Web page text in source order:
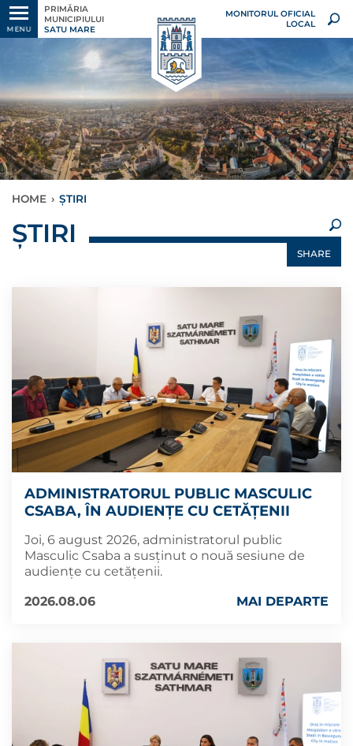
MENU
PRIMĂRIA
MUNICIPIULUI
SATU MARE
MONITORUL OFICIAL
LOCAL
HOME › ȘTIRI
×
ȘTIRI
SHARE
ADMINISTRATORUL PUBLIC MASCULIC
CSABA, ÎN AUDIENȚE CU CETĂȚENII
Joi, 6 august 2026, administratorul public
Masculic Csaba a susținut o nouă sesiune de
audiențe cu cetățenii.
2026.08.06
MAI DEPARTE